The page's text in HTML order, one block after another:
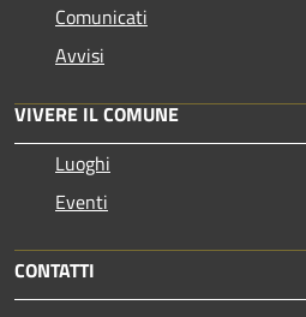
Comunicati
Avvisi
VIVERE IL COMUNE
Luoghi
Eventi
CONTATTI